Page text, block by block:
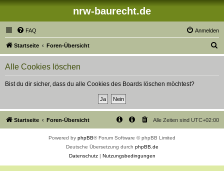
nrw-baurecht.de
FAQ Anmelden
Startseite Foren-Übersicht
u
Alle Cookies löschen
Bist du dir sicher, dass du alle Cookies des Boards löschen möchtest?
Startseite Foren-Übersicht Alle Zeiten sind UTC+02:00
Powered by phpBB® Forum Software © phpBB Limited
Deutsche Übersetzung durch phpBB.de
Datenschutz| Nutzungsbedingungen